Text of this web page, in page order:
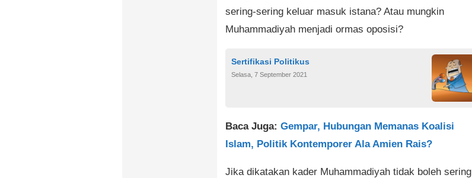
sering-sering keluar masuk istana? Atau mungkin
Muhammadiyah menjadi ormas oposisi?
Sertifikasi Politikus
Selasa, 7 September 2021
Baca Juga: Gempar, Hubungan Memanas Koalisi
Islam, Politik Kontemporer Ala Amien Rais?
Jika dikatakan kader Muhammadiyah tidak boleh sering